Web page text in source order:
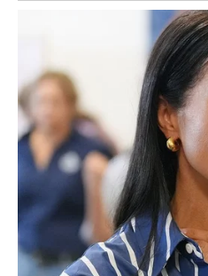
Pred vama su trenuci koje
ŠKORPIJA
Pred vama je finansijski
poslovna vijest.
Nemojte sumnjati u sebe jer
ste dugo čekali.